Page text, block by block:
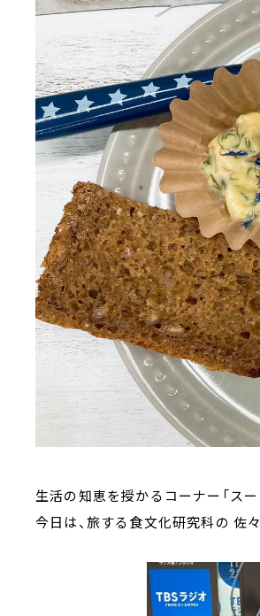
生活の知恵を授かるコーナー「スー
今日は、旅する食文化研究科の 佐